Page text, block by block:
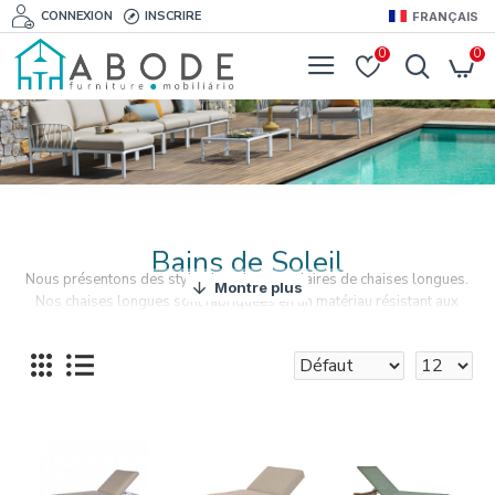
CONNEXION INSCRIRE FRANÇAIS
0 0
Bains de Soleil
Nous présentons des styles les plus populaires de chaises longues.
Nos chaises longues sont fabriquées en un matériau résistant aux
Profitez de l'été sur un transat assorti à votre salon de jardin.